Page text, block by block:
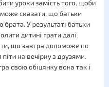
уроки замість того, щоби
сказати, що батьки
У результаті батьки
дитині грати далі.
що завтра допоможе по
на вечірку з друзями.
свою обіцянку вона так і